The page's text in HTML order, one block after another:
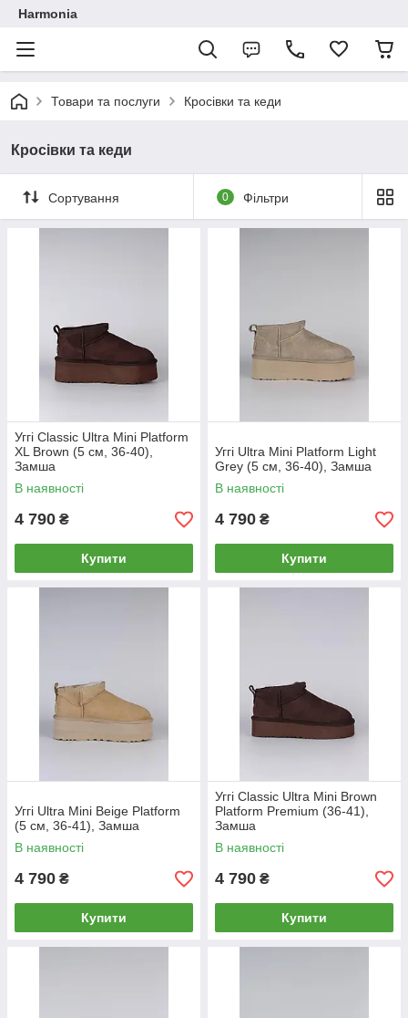
Harmonia
Товари та послуги Кросівки та кеди
Кросівки та кеди
Сортування 0 Фільтри
Уггі Classic Ultra Mini Platform
XL Brown (5 см, 36-40),
Замша
В наявності
4 790 ₴
Купити
Уггі Ultra Mini Platform Light
Grey (5 см, 36-40), Замша
В наявності
4 790 ₴
Купити
Уггі Ultra Mini Beige Platform
(5 см, 36-41), Замша
В наявності
4 790 ₴
Купити
Уггі Classic Ultra Mini Brown
Platform Premium (36-41),
Замша
В наявності
4 790 ₴
Купити